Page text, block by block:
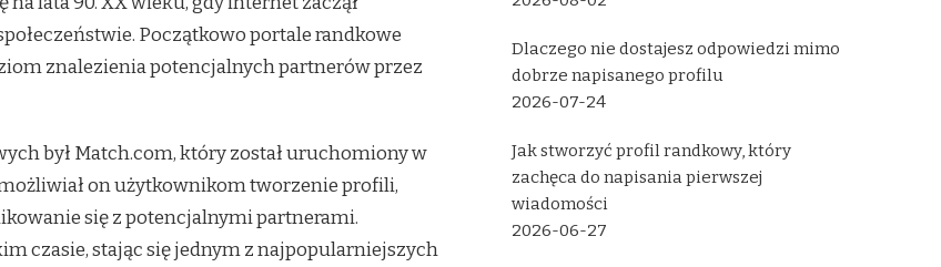
Początkowo portale randkowe
znalezienia potencjalnych partnerów przez
był Match.com, który został uruchomiony w
on użytkownikom tworzenie profili,
się z potencjalnymi partnerami.
czasie, stając się jednym z najpopularniejszych
Dlaczego nie dostajesz odpowiedzi mimo
dobrze napisanego profilu
2026-07-24
Jak stworzyć profil randkowy, który
zachęca do napisania pierwszej
wiadomości
2026-06-27